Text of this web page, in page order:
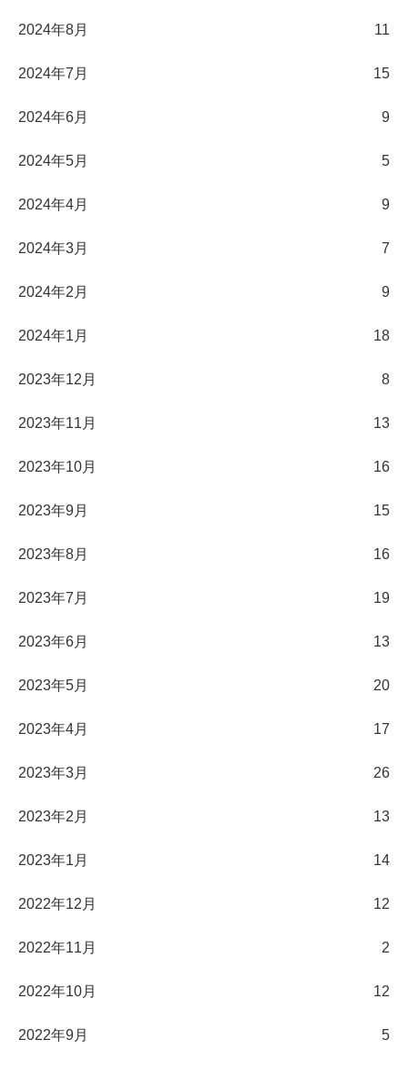
2024年8月 11
2024年7月 15
2024年6月 9
2024年5月 5
2024年4月 9
2024年3月 7
2024年2月 9
2024年1月 18
2023年12月 8
2023年11月 13
2023年10月 16
2023年9月 15
2023年8月 16
2023年7月 19
2023年6月 13
2023年5月 20
2023年4月 17
2023年3月 26
2023年2月 13
2023年1月 14
2022年12月 12
2022年11月 2
2022年10月 12
2022年9月 5